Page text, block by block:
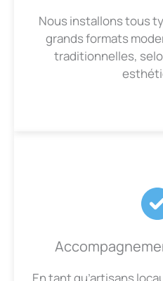
Nous installons tous
grands formats
traditionnelles,